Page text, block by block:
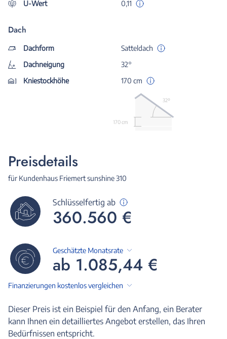
U-Wert 0,11
Dach
Dachform
Satteldach
Dachneigung
32°
Kniestockhöhe
170 cm
170 cm
32º
Preisdetails
für Kundenhaus Friemert sunshine 310
Schlüsselfertig ab
360.560 €
Geschätzte Monatsrate
ab 1.085,44 €
Finanzierungen kostenlos vergleichen
Dieser Preis ist ein Beispiel für den Anfang, ein Berater
kann Ihnen ein detailliertes Angebot erstellen, das Ihren
Bedürfnissen entspricht.